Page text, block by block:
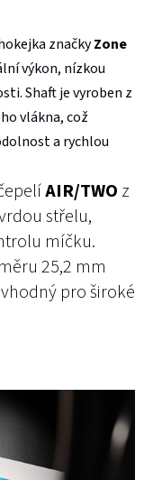
značkyZone
výkon, nízkou
Shaft je vyroben z
vlákna, což
a rychlou
AIR/TWO z
střelu,
míčku.
25,2 mm
pro široké